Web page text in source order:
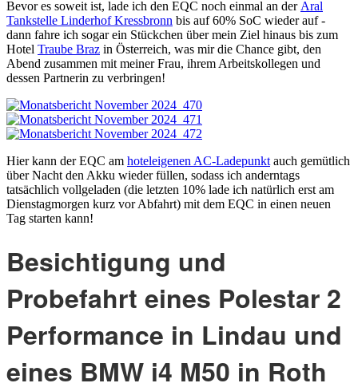
Bevor es soweit ist, lade ich den EQC noch einmal an der Aral
Tankstelle Linderhof Kressbronn bis auf 60% SoC wieder auf -
dann fahre ich sogar ein Stückchen über mein Ziel hinaus bis zum
Hotel Traube Braz in Österreich, was mir die Chance gibt, den
Abend zusammen mit meiner Frau, ihrem Arbeitskollegen und
dessen Partnerin zu verbringen!
Hier kann der EQC am hoteleigenen AC-Ladepunkt auch gemütlich
über Nacht den Akku wieder füllen, sodass ich anderntags
tatsächlich vollgeladen (die letzten 10% lade ich natürlich erst am
Dienstagmorgen kurz vor Abfahrt) mit dem EQC in einen neuen
Tag starten kann!
Besichtigung und
Probefahrt eines Polestar 2
Performance in Lindau und
eines BMW i4 M50 in Roth